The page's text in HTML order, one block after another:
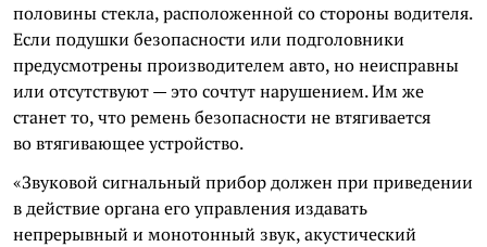
половины стекла, расположенной со стороны водителя.
Если подушки безопасности или подголовники
предусмотрены производителем авто, но неисправны
или отсутствуют — это сочтут нарушением. Им же
станет то, что ремень безопасности не втягивается
во втягивающее устройство.
«Звуковой сигнальный прибор должен при приведении
в действие органа его управления издавать
непрерывный и монотонный звук, акустический